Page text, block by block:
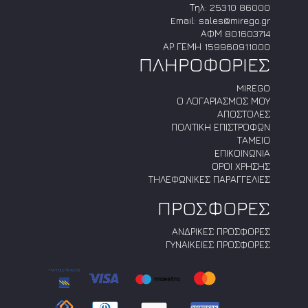
Τηλ: 25310 86000
Email: sales@mirego.gr
ΑΦΜ 801603714
ΑΡ ΓΕΜΗ 159960911000
ΠΛΗΡΟΦΟΡΙΕΣ
MIREGO
Ο ΛΟΓΑΡΙΑΣΜΟΣ ΜΟΥ
ΑΠΟΣΤΟΛΕΣ
ΠΟΛΙΤΙΚΗ ΕΠΙΣΤΡΟΦΩΝ
ΤΑΜΕΙΟ
ΕΠΙΚΟΙΝΩΝΙΑ
ΟΡΟΙ ΧΡΗΣΗΣ
ΤΗΛΕΦΩΝΙΚΕΣ ΠΑΡΑΓΓΕΛΙΕΣ
ΠΡΟΣΦΟΡΕΣ
ΑΝΔΡΙΚΕΣ ΠΡΟΣΦΟΡΕΣ
ΓΥΝΑΙΚΕΙΕΣ ΠΡΟΣΦΟΡΕΣ